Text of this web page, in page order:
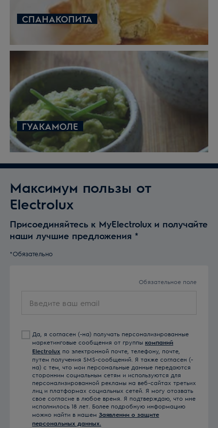
СПАНАКОПИТА
ГУАКАМОЛЕ
Максимум пользы от
Electrolux
Присоединяйтесь к MyElectrolux и получайте
наши лучшие предложения *
*Обязательно
Обязательное поле
ваш
Да, я согласен (-на) получать персонализированные
маркетинговые сообщения от группы компаний
Electrolux по электронной почте, телефону, почте,
путем получения SMS-сообщений. Я также согласен (-
на) с тем, что мои персональные данные передаются
сторонним социальным сетям и используются для
персонализированной рекламы на веб-сайтах третьих
лиц и платформах социальных сетей. Я могу отозвать
свое согласие в любое время. Я подтверждаю, что мне
исполнилось 18 лет. Более подробную информацию
можно найти в нашем Заявлении о защите
персональных данных.